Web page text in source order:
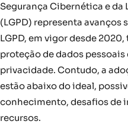
Segurança Cibernética e da
(LGPD) representa
LGPD, em vigor desde
proteção de dados
privacidade. Contudo, a
estão abaixo do ideal,
conhecimento, desafios de
recursos.